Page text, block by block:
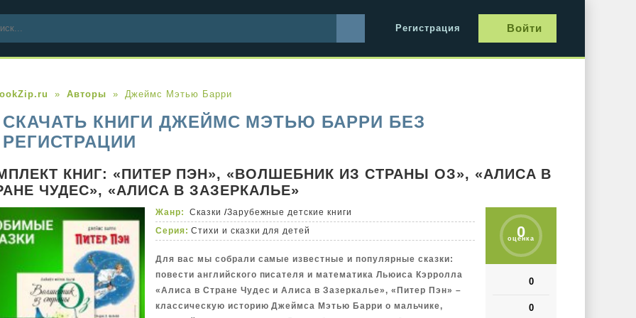
Регистрация Войти
Авторы Джеймс Мэтью Барри
СКАЧАТЬ КНИГИ ДЖЕЙМС МЭТЬЮ БАРРИ БЕЗ
РЕГИСТРАЦИИ
КНИГ: «ПИТЕР ПЭН», «ВОЛШЕБНИК ИЗ СТРАНЫ ОЗ», «АЛИСА В
ЧУДЕС», «АЛИСА В ЗАЗЕРКАЛЬЕ»
0
оценка
0
0
Жанр: Сказки /Зарубежные детские книги
Серия: Стихи и сказки для детей
Для вас мы собрали самые известные и популярные сказки:
повести английского писателя и математика Льюиса Кэрролла
«Алиса в Стране Чудес и Алиса в Зазеркалье», «Питер Пэн» –
классическую историю Джеймса Мэтью Барри о мальчике,